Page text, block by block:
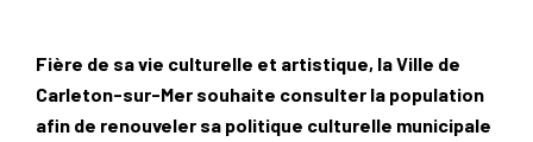
Fière de sa vie culturelle et artistique, la Ville de
Carleton-sur-Mer souhaite consulter la population
afin de renouveler sa politique culturelle municipale